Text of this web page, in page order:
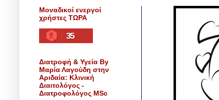
Μοναδικοί ενεργοί
χρήστες ΤΩΡΑ
35
Διατροφή & Υγεία By
Μαρία Λαγούδη στην
Αριδαία: Κλινική
Διαιτολόγος -
Διατροφολόγος MSc